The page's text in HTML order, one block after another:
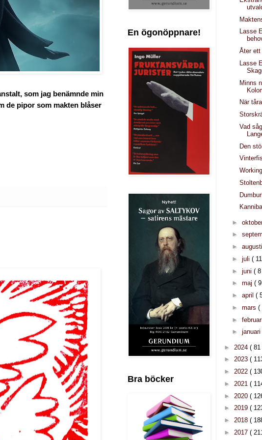
som jag benämnde min
de pipor som makten blåser
En ögonöppnare!
Bra böcker
Lasse
Åter ett
Lasse
Minns
När
Vad
Den
►
►
►
► juli (
► juni (
► maj (
► april (
► mars (
►
► januari
► 2024 ( 81
► 2023 (
► 2022 (
► 2021 (
► 2020 (
► 2019 (
► 2018 (
► 2017 (